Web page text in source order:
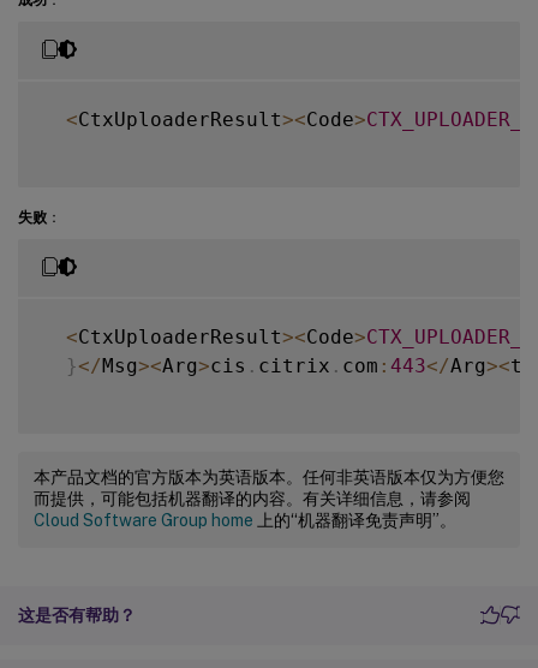
<CtxUploaderResult><Code>
失败 ：
<CtxUploaderResult><Code>
}</Msg><Arg>cis . citrix . com : 443</Arg><t
本产品文档的官方版本为英语版本。任何非英语版本仅为方便您
而提供，可能包括机器翻译的内容。有关详细信息，请参阅
Cloud Software Group home 上的“机器翻译免责声明”。
这是否有帮助？